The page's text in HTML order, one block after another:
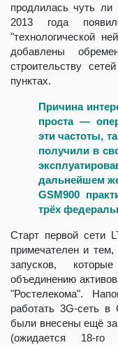
продлилась чуть
2013 года
"технологической
добавлены
строительству
пунктах.
Причина
проста —
эти частоты,
получили в
дальнейшем
GSM900
трёх
Старт первой сети
примечателен и
запусков,
объединению
"Ростелекома".
работать 3G-сеть в
были внесены ещё
(ожидается 18-